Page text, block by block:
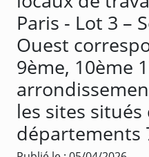
Paris - Lot 3 –
Ouest
9ème, 10ème
les sites situés
départements